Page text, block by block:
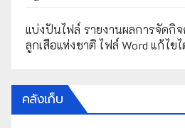
แบ่งปันไฟล์ รายงานผลการจัดกิ
ลูกเสือแห่งชาติ ไฟล์ Word แก้ไข
คลังเก็บ